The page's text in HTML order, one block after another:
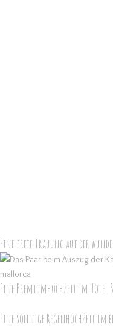
Eine freie Trauung auf der
Eine Premiumhochzeit im Hotel
Eine sonnige Regenhochzeit im